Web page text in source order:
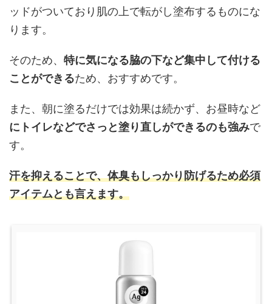
ッドがついており肌の上で転がし塗布するものにな
ります。
そのため、 特に気になる脇の下など集中して付ける
ことができるため、おすすめです。
また、朝に塗るだけでは効果は続かず、お昼時など
にトイレなどでさっと塗り直しができるのも強みで
す。
汗を抑えることで、体臭もしっかり防げるため必須
アイテムとも言えます。